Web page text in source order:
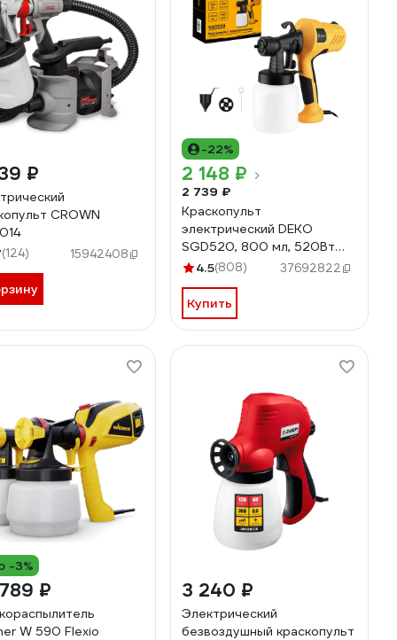
₽
CROWN
(124) 15942408
-22%
2 148 ₽
2 739 ₽
Краскопульт
электрический DEKO
SGD520, 800 мл, 520Вт
085-1334
4.5(808) 37692822
Купить
-3%
₽
W 590 Flexio
3 240 ₽
Электрический
безвоздушный краскопульт